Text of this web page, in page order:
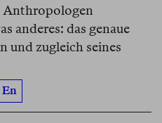
Anthropologen
anderes: das genaue
und zugleich seines
En